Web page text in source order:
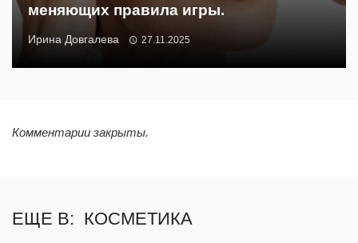
меняющих правила игры.
Ирина Довгалева 27.11.2025
Комментарии закрыты.
ЕЩЕ В: КОСМЕТИКА